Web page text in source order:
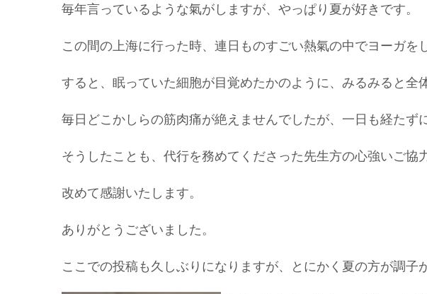
毎年言っているような氣がしますが、やっぱり夏が好きです。
この間の上海に行った時、連日ものすごい熱氣の中でヨーガを
すると、眠っていた細胞が目覚めたかのように、みるみると全
毎日どこかしらの筋肉痛が絶えませんでしたが、一日も経たず
そうしたことも、代行を務めてくださった先生方の心強いご協
改めて感謝いたします。
ありがとうございました。
ここでの投稿も久しぶりになりますが、とにかく夏の方が調子